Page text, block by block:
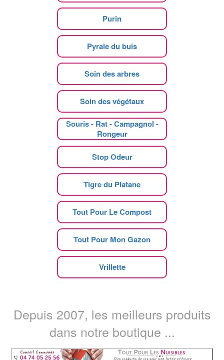
Purin
Pyrale du buis
Soin des arbres
Soin des végétaux
Souris - Rat - Campagnol -
Rongeur
Stop Odeur
Tigre du Platane
Tout Pour Le Compost
Tout Pour Mon Gazon
Vrillette
Depuis 2007, les meilleurs produits
dans notre boutique ...